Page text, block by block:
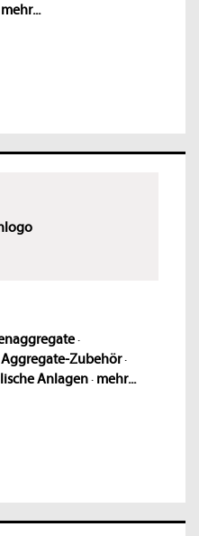
mehr...
·
Aggregate-Zubehör·
Anlagen· mehr...